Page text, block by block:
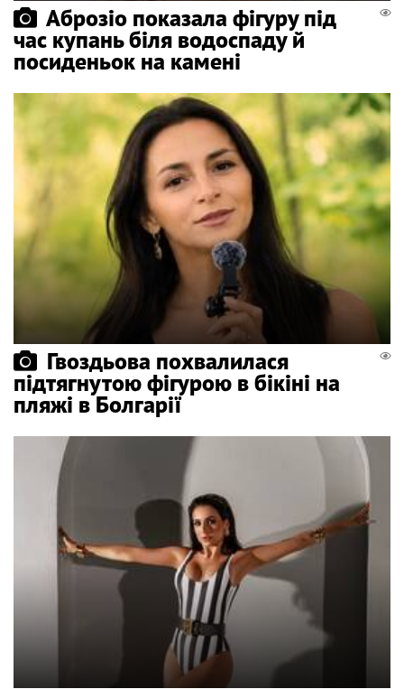
Аброзіо показала фігуру під
час купань біля водоспаду й
посиденьок на камені
Гвоздьова похвалилася
підтягнутою фігурою в бікіні на
пляжі в Болгарії